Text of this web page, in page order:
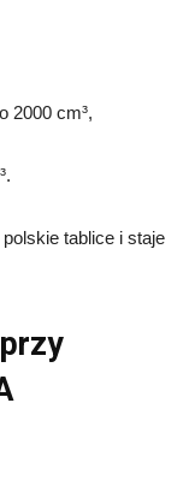
2000 cm³,
tablice i staje